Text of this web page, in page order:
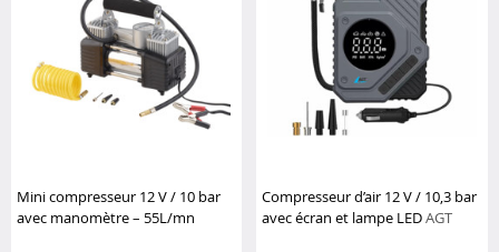
Mini compresseur 12 V / 10 bar
avec manomètre – 55L/mn
Compresseur d’air 12 V / 10,3 bar
avec écran et lampe LEDAGT